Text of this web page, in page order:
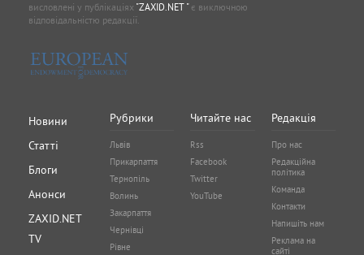
висловлені у публікаціях "ZAXID.NET "є виключною
відповідальністю редакції.
Новини
Статті
Блоги
Анонси
ZAXID.NET
TV
Рубрики
Львів
Прикарпаття
Тернопіль
Волинь
Закарпаття
Чернівці
Рівне
Читайте нас
Rss
Facebook
Twitter
YouTube
Редакція
Про нас
Редакційна
політика
Команда
Контакти
Напишіть нам
Реклама на
сайті